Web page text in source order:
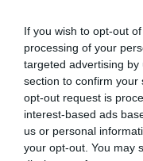
If you wish to opt-out
processing of your
targeted advertising
section to confirm your
opt-out request is
interest-based ads
us or personal
your opt-out. You may
Στέφανο Κοτσόλη,
σημαντική
χρόνια. Η
με τον Στέφανο
στη σχέση της